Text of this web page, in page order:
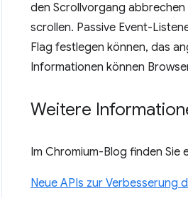
den Scrollvorgang abbrechen
scrollen. Passive Event-
Flag festlegen können, das
Informationen können
Weitere
Im Chromium-Blog finden Sie
Neue APIs zur Verbesserung